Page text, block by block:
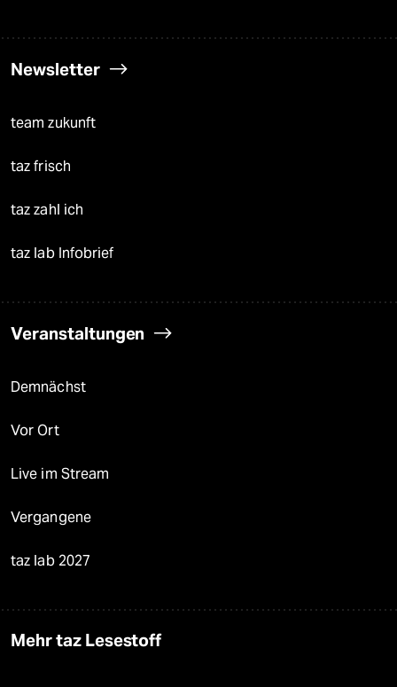
Newsletter
team zukunft
taz frisch
taz zahl ich
taz lab Infobrief
Veranstaltungen
Demnächst
Vor Ort
Live im Stream
Vergangene
taz lab 2027
Mehr taz Lesestoff